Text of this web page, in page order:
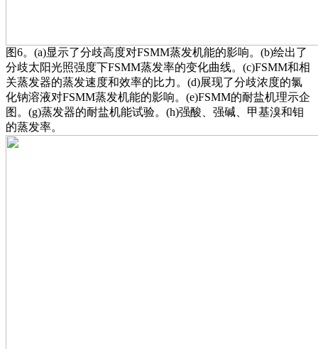
图6。(a)显示了分歧高度对FSMM蒸发机能的影响。(b)绘出了
分歧太阳光照强度下FSMM蒸发率的变化曲线。(c)FSMM和相
关蒸发器的蒸发速度和效率的比力。(d)展现了分歧浓度的氯
化钠溶液对FSMM蒸发机能的影响。(e)FSMM的耐盐机理示企
图。(g)蒸发器的耐盐机能试验。(h)强酸、强碱、甲基溴和钼
的蒸发率。